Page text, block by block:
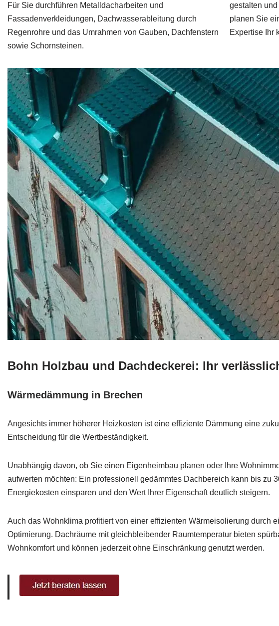
Für Sie durchführen Metalldacharbeiten und
Fassadenverkleidungen, Dachwasserableitung durch
Regenrohre und das Umrahmen von Gauben, Dachfenstern
sowie Schornsteinen.
gestalten
planen Sie
Expertise Ihr
Bohn Holzbau und Dachdeckerei: Ihr
Wärmedämmung in Brechen
Angesichts immer höherer Heizkosten ist eine effiziente Dämmung eine
Entscheidung für die Wertbeständigkeit.
Unabhängig davon, ob Sie einen Eigenheimbau planen oder Ihre
aufwerten möchten: Ein professionell gedämmtes Dachbereich kann bis zu
Energiekosten einsparen und den Wert Ihrer Eigenschaft deutlich steigern.
Auch das Wohnklima profitiert von einer effizienten Wärmeisolierung durch
Optimierung. Dachräume mit gleichbleibender Raumtemperatur bieten
Wohnkomfort und können jederzeit ohne Einschränkung genutzt werden.